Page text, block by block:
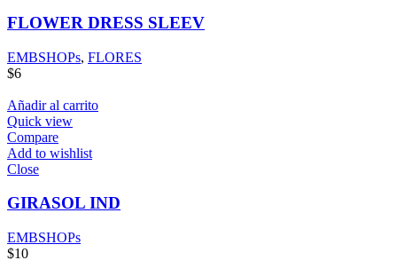
FLOWER DRESS SLEEV
EMBSHOPs, FLORES
$6
Añadir al carrito
Quick view
Compare
Add to wishlist
Close
GIRASOL IND
EMBSHOPs
$10